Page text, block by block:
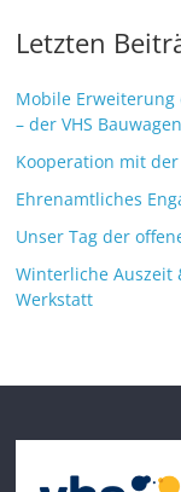
Letzten
Mobile Erweiterung
– der VHS Bauwagen
Kooperation mit
Ehrenamtliches
Unser Tag der
Winterliche Auszeit
Werkstatt